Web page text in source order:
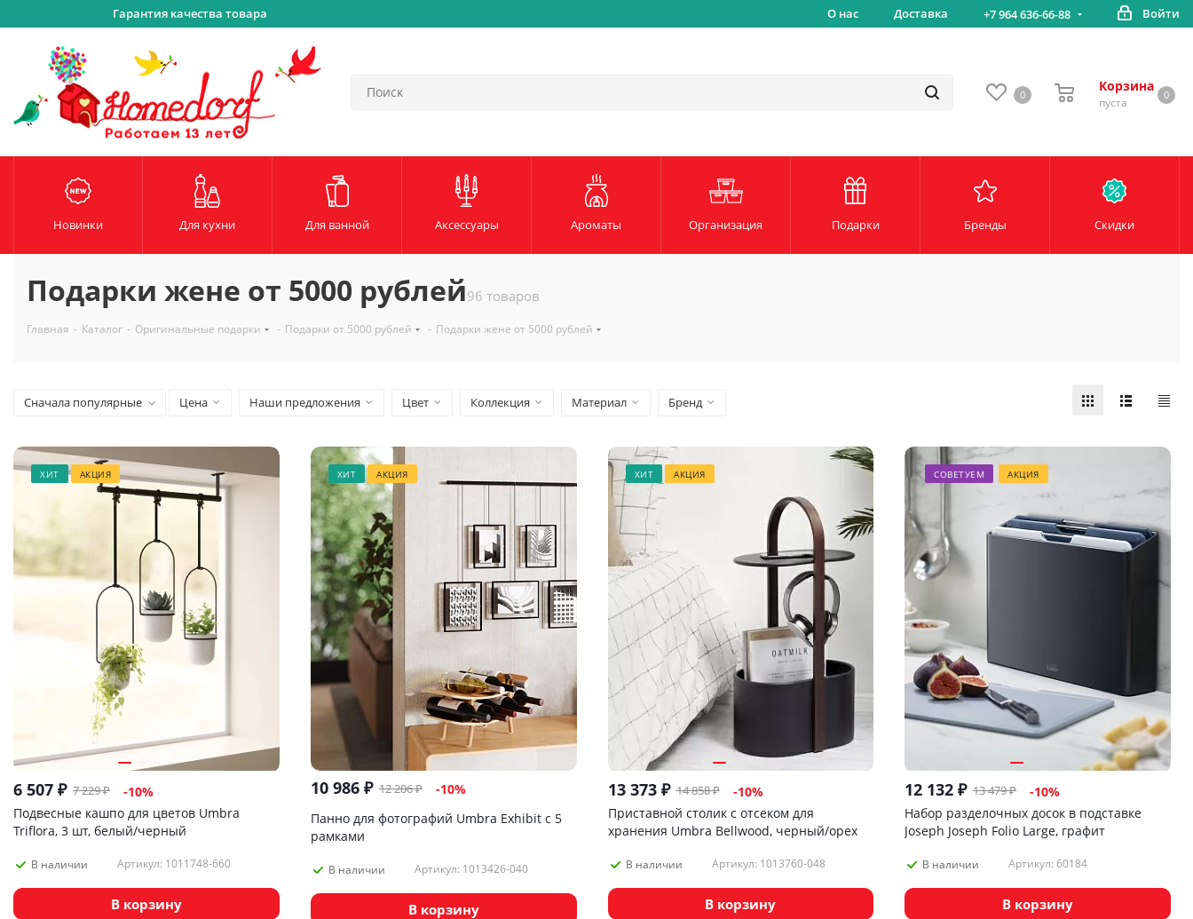
Гарантия качества товара О нас Доставка +7 964 636-66-88 Войти
0
Корзина
пуста
0
Новинки Для кухни Для ванной Аксессуары Ароматы Организация Подарки Бренды Скидки
Подарки жене от 5000 рублей96 товаров
Главная - Каталог - Оригинальные подарки - Подарки от 5000 рублей - Подарки жене от 5000 рублей
Сначала популярные Цена Наши предложения Цвет Коллекция Материал Бренд
ХИТ АКЦИЯ
6 507 ₽ 7 229₽ -10%
Подвесные кашпо для цветов Umbra
Triflora, 3 шт, белый/черный
В наличии Артикул: 1011748-660
В корзину
ХИТ АКЦИЯ
10 986₽ 12 206₽ -10%
Панно для фотографий Umbra Exhibit с 5
рамками
В наличии Артикул: 1013426-040
В корзину
ХИТ АКЦИЯ
13 373₽ 14 858₽ -10%
Приставной столик с отсеком для
хранения Umbra Bellwood, черный/орех
В наличии Артикул: 1013760-048
В корзину
СОВЕТУЕМ АКЦИЯ
12 132 ₽ 13 479₽ -10%
Набор разделочных досок в подставке
Joseph Joseph Folio Large, графит
В наличии Артикул: 60184
В корзину